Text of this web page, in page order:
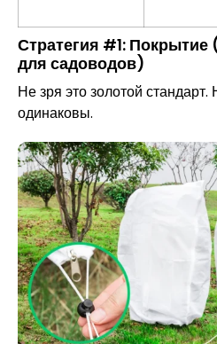
Стратегия #1:
для садоводов)
Не зря это золотой
одинаковы.